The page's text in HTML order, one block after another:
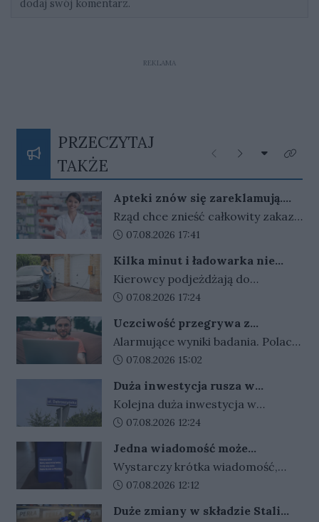
dodaj swój komentarz.
REKLAMA
PRZECZYTAJ
TAKŻE
Poprzednie
Następne
Rozwiń
Kliknij
Apteki znów się zareklamują.
Ale nie bez ograniczeń
Rząd chce znieść całkowity zakaz
reklamy aptek. Nadal jednak
lojalnościowe, presja zakupowa i
udział dzieci.
Data dodania artykułu:
07.08.2026 17:41
Kilka minut i ładowarka nie
działa. Złodzieje znaleźli sposób
na szybki zarobek kosztem
kierowców
Kierowcy podjeżdżają do
ładowarek i zamiast przewodów
kabli stają się plagą, a straty
operatorów sięgają dziesiątek
tysięcy złotych.
Data dodania artykułu:
07.08.2026 17:24
Uczciwość przegrywa z
pieniędzmi. Tak tłumaczymy
finansowe przekręty
Alarmujące wyniki badania. Polacy
coraz częściej przymykają oko na
zadłużeni najłatwiej
usprawiedliwiają nieuczciwe
zachowania.
Data dodania artykułu:
07.08.2026 15:02
Duża inwestycja rusza w
Gorzowie. Umowa podpisana,
czas na prace
Kolejna duża inwestycja w
Gorzowie jest coraz bliżej
rozstrzygnięty, umowy z
wykonawcą są już podpisane, a
teraz trwają przygotowania do
przekazania placów budowy.
Data dodania artykułu:
07.08.2026 12:24
Jedna wiadomość może
kosztować tysiące złotych.
Oszuści wykorzystują
wakacyjne wyjazdy
Wystarczy krótka wiadomość,
kilka zdań napisanych w
wydarzyło się coś pilnego. W
Data dodania artykułu:
07.08.2026 12:12
Duże zmiany w składzie Stali